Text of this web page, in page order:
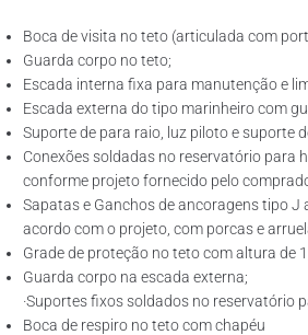
Boca de visita no teto (articulada com
Guarda corpo no teto;
Escada interna fixa para manutenção e
Escada externa do tipo marinheiro com
Suporte de para raio, luz piloto e suporte
Conexões soldadas no reservatório para
conforme projeto fornecido pelo
Sapatas e Ganchos de ancoragens tipo J
acordo com o projeto, com porcas e
Grade de proteção no teto com altura de
Guarda corpo na escada externa;
·Suportes fixos soldados no reservatório
Boca de respiro no teto com chapéu